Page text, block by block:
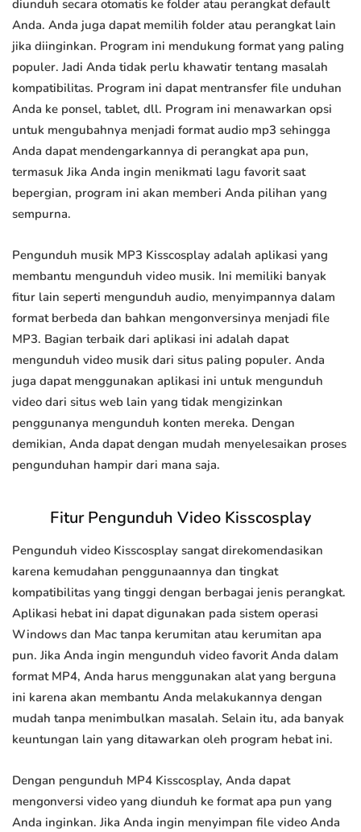
diunduh secara otomatis ke folder atau perangkat default
Anda. Anda juga dapat memilih folder atau perangkat lain
jika diinginkan. Program ini mendukung format yang paling
populer. Jadi Anda tidak perlu khawatir tentang masalah
kompatibilitas. Program ini dapat mentransfer file unduhan
Anda ke ponsel, tablet, dll. Program ini menawarkan opsi
untuk mengubahnya menjadi format audio mp3 sehingga
Anda dapat mendengarkannya di perangkat apa pun,
termasuk Jika Anda ingin menikmati lagu favorit saat
bepergian, program ini akan memberi Anda pilihan yang
sempurna.
Pengunduh musik MP3 Kisscosplay adalah aplikasi yang
membantu mengunduh video musik. Ini memiliki banyak
fitur lain seperti mengunduh audio, menyimpannya dalam
format berbeda dan bahkan mengonversinya menjadi file
MP3. Bagian terbaik dari aplikasi ini adalah dapat
mengunduh video musik dari situs paling populer. Anda
juga dapat menggunakan aplikasi ini untuk mengunduh
video dari situs web lain yang tidak mengizinkan
penggunanya mengunduh konten mereka. Dengan
demikian, Anda dapat dengan mudah menyelesaikan proses
pengunduhan hampir dari mana saja.
Fitur Pengunduh Video Kisscosplay
Pengunduh video Kisscosplay sangat direkomendasikan
karena kemudahan penggunaannya dan tingkat
kompatibilitas yang tinggi dengan berbagai jenis perangkat.
Aplikasi hebat ini dapat digunakan pada sistem operasi
Windows dan Mac tanpa kerumitan atau kerumitan apa
pun. Jika Anda ingin mengunduh video favorit Anda dalam
format MP4, Anda harus menggunakan alat yang berguna
ini karena akan membantu Anda melakukannya dengan
mudah tanpa menimbulkan masalah. Selain itu, ada banyak
keuntungan lain yang ditawarkan oleh program hebat ini.
Dengan pengunduh MP4 Kisscosplay, Anda dapat
mengonversi video yang diunduh ke format apa pun yang
Anda inginkan. Jika Anda ingin menyimpan file video Anda